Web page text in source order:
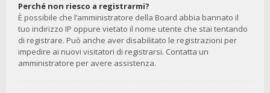
Perché non riesco a registrarmi?
È possibile che l’amministratore della Board abbia bannato il
tuo indirizzo IP oppure vietato il nome utente che stai tentando
di registrare. Può anche aver disabilitato le registrazioni per
impedire ai nuovi visitatori di registrarsi. Contatta un
amministratore per avere assistenza.